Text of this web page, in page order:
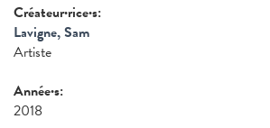
Créateur·rice·s:
Lavigne, Sam
Artiste
Année·s:
2018